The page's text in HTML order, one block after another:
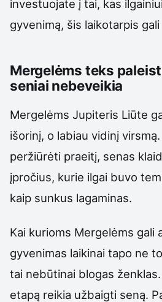
investuojate į tai, kas
gyvenimą, šis laikotarpis
Mergelėms teks
seniai nebeveikia
Mergelėms Jupiteris Liūte
išorinį, o labiau vidinį
peržiūrėti praeitį, senas
įpročius, kurie ilgai buvo
kaip sunkus lagaminas.
Kai kurioms Mergelėms gali
gyvenimas laikinai tapo ne
tai nebūtinai blogas
etapą reikia užbaigti seną.